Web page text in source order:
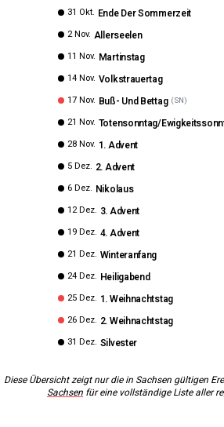
31 Okt. Ende Der Sommerzeit
2 Nov. Allerseelen
11 Nov. Martinstag
14 Nov. Volkstrauertag
17 Nov. Buß- Und Bettag (SN)
21 Nov. Totensonntag/
28 Nov. 1. Advent
5 Dez. 2. Advent
6 Dez. Nikolaus
12 Dez. 3. Advent
19 Dez. 4. Advent
21 Dez. Winteranfang
24 Dez. Heiligabend
25 Dez. 1. Weihnachtstag
26 Dez. 2. Weihnachtstag
31 Dez. Silvester
Diese Übersicht zeigt nur die in Sachsen gültigen
Sachsen für eine vollständige Liste aller